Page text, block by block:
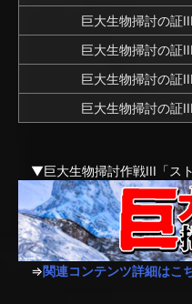
巨大生物掃討の証
巨大生物掃討の証
巨大生物掃討の証
巨大生物掃討の証
▼巨大生物掃討作戦III「ス
⇒関連コンテンツ詳細はこ